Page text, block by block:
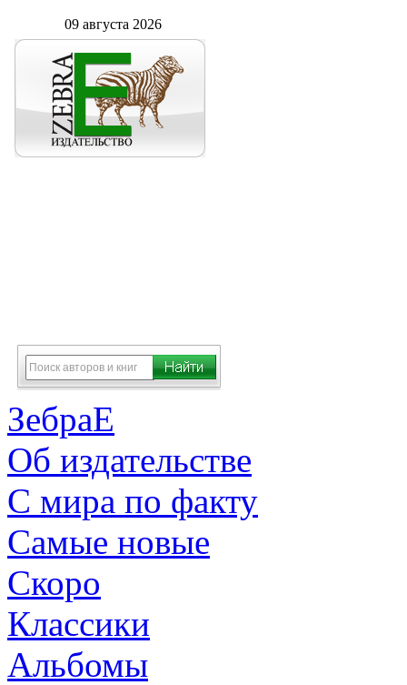
09 августа 2026
ЗебраЕ
Об издательстве
С мира по факту
Самые новые
Скоро
Классики
Альбомы